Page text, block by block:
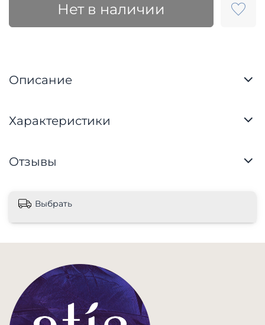
Нет в наличии
Описание
Характеристики
Отзывы
Выбрать